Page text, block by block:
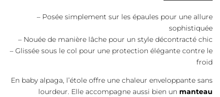
– Posée simplement sur les épaules pour une allure
sophistiquée
– Nouée de manière lâche pour un style décontracté chic
– Glissée sous le col pour une protection élégante contre le
froid
En baby alpaga, l’étole offre une chaleur enveloppante sans
lourdeur. Elle accompagne aussi bien un manteau